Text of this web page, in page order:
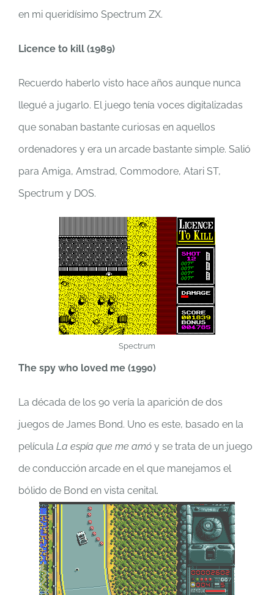
en mi queridísimo Spectrum ZX.
Licence to kill (1989)
Recuerdo haberlo visto hace años aunque nunca
llegué a jugarlo. El juego tenía voces digitalizadas
que sonaban bastante curiosas en aquellos
ordenadores y era un arcade bastante simple. Salió
para Amiga, Amstrad, Commodore, Atari ST,
Spectrum y DOS.
Spectrum
The spy who loved me (1990)
La década de los 90 vería la aparición de dos
juegos de James Bond. Uno es este, basado en la
película La espía que me amó y se trata de un juego
de conducción arcade en el que manejamos el
bólido de Bond en vista cenital.